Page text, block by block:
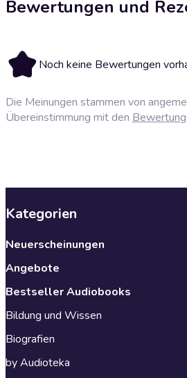
Bewertungen und
Noch keine Bewertungen
Die Meinungen stammen von
Übereinstimmung mit den
Kategorien
Neuerscheinungen
Angebote
Bestseller Audiobooks
Bildung und Wissen
Biografien
by Audioteka